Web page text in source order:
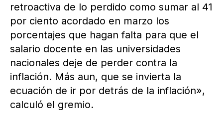
retroactiva de lo perdido como sumar al 41
por ciento acordado en marzo los
porcentajes que hagan falta para que el
salario docente en las universidades
nacionales deje de perder contra la
inflación. Más aun, que se invierta la
ecuación de ir por detrás de la inflación»,
calculó el gremio.